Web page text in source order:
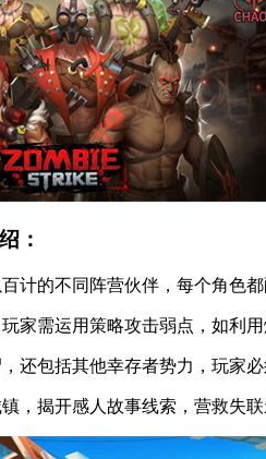
：
计的不同阵营伙伴，每个角色
家需运用策略攻击弱点，如利
还包括其他幸存者势力，玩家
，揭开感人故事线索，营救失